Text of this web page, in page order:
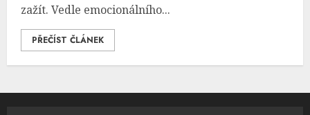
zažít. Vedle emocionálního...
PŘEČÍST ČLÁNEK